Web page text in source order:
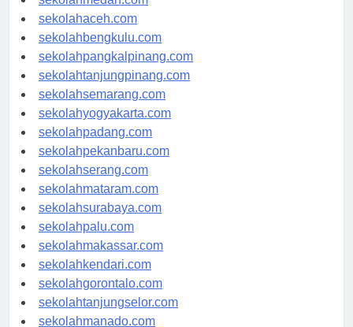
sekolahmedan.com
sekolahaceh.com
sekolahbengkulu.com
sekolahpangkalpinang.com
sekolahtanjungpinang.com
sekolahsemarang.com
sekolahyogyakarta.com
sekolahpadang.com
sekolahpekanbaru.com
sekolahserang.com
sekolahmataram.com
sekolahsurabaya.com
sekolahpalu.com
sekolahmakassar.com
sekolahkendari.com
sekolahgorontalo.com
sekolahtanjungselor.com